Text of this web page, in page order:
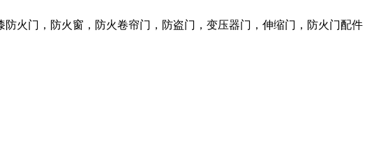
火门，防火窗，防火卷帘门，防盗门，变压器门，伸缩门，防火门配件